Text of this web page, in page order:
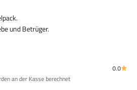
und Betrüger.
an der Kasse berechnet
0.0